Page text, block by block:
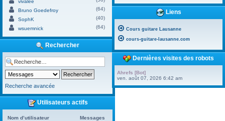
Bruno Goedefroy
(64)
SophK
(40)
wsuemnick
(64)
Rechercher
Recherche avancée
Utilisateurs actifs
Nom d’utilisateur
Messages
Liens
Cours guitare Lausanne
cours-guitare-lausanne.com
Dernières visites des robots
Ahrefs [Bot]
ven. août 07, 2026 6:42 am